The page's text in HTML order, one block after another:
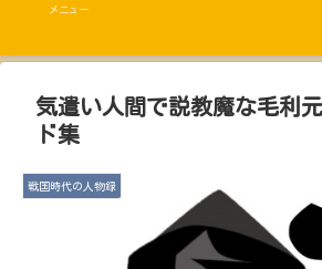
気遣い人間で説教魔な毛利
ド集
戦国時代の人物録
メニュー